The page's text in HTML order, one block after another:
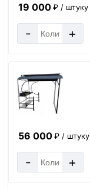
19 000₽ / штуку
- +
56 000₽ / штуку
- +